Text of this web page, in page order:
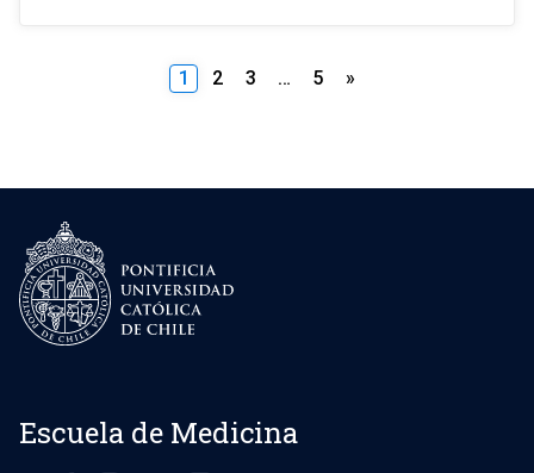
Paginación
1 2 3 … 5 »
Escuela de Medicina